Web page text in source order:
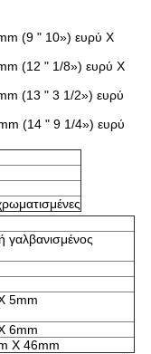
(9 " 10») ευρύ Χ
(12 " 1/8») ευρύ Χ
(13 " 3 1/2») ευρύ
(14 " 9 1/4») ευρύ
γαλβανισμένος
5mm
6mm
X 46mm